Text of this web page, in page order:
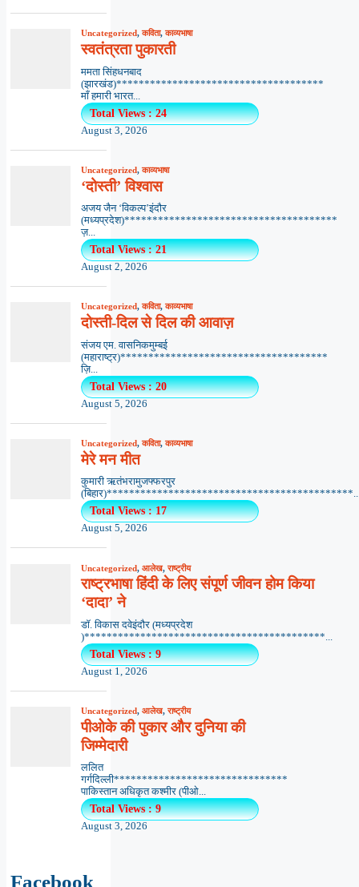
Uncategorized,कविता,काव्यभाषा
स्वतंत्रता पुकारती
ममता सिंहधनबाद
(झारखंड)*************************************
माँ हमारी भारत...
Total Views : 24
August 3, 2026
Uncategorized,काव्यभाषा
‘दोस्ती’ विश्वास
अजय जैन ‘विकल्प’इंदौर
(मध्यप्रदेश)**************************************
ज़...
Total Views : 21
August 2, 2026
Uncategorized,कविता,काव्यभाषा
दोस्ती-दिल से दिल की आवाज़
संजय एम. वासनिकमुम्बई
(महाराष्ट्र)*************************************
ज़ि...
Total Views : 20
August 5, 2026
Uncategorized,कविता,काव्यभाषा
मेरे मन मीत
कुमारी ऋतंभरामुजफ्फरपुर
Total Views : 17
August 5, 2026
Uncategorized, आलेख,राष्ट्रीय
राष्ट्रभाषा हिंदी के लिए संपूर्ण जीवन होम किया
‘दादा’ ने
डॉ. विकास दवेइंदौर (मध्यप्रदेश
)*******************************************...
Total Views : 9
August 1, 2026
Uncategorized, आलेख,राष्ट्रीय
पीओके की पुकार और दुनिया की
जिम्मेदारी
ललित
गर्गदिल्ली*******************************
पाकिस्तान अधिकृत कश्मीर (पीओ...
Total Views : 9
August 3, 2026
Facebook